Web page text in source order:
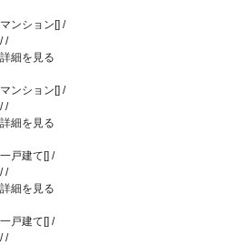
マンション[] /
//
詳細を見る
マンション[] /
//
詳細を見る
一戸建て[] /
//
詳細を見る
一戸建て[] /
//